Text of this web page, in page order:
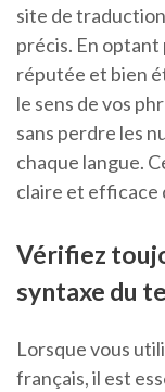
site de
précis. En
réputée et bien
le sens de vos
sans perdre les
chaque langue.
claire et efficace
Vérifiez
syntaxe du
Lorsque vous
français, il est